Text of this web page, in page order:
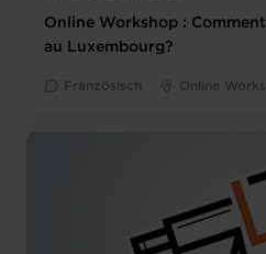
Online Workshop :
au Luxembourg?
Französisch Online